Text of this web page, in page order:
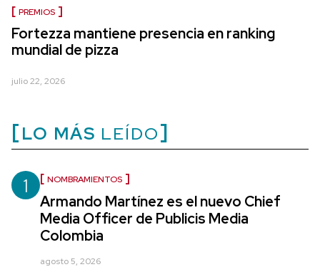
PREMIOS
Fortezza mantiene presencia en ranking
mundial de pizza
julio 22, 2026
LO MÁS LEÍDO
1 NOMBRAMIENTOS
Armando Martínez es el nuevo Chief
Media Officer de Publicis Media
Colombia
agosto 5, 2026